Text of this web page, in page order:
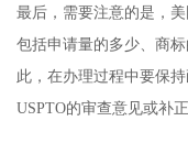
最后，需要注意的是，
包括申请量的多少、商
此，在办理过程中要保
USPTO的审查意见或补